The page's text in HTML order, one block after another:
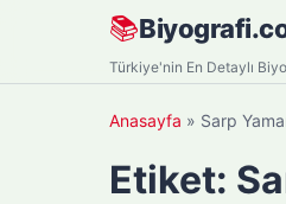
📚
Türkiye'nin En Detaylı
Anasayfa » Sarp
Etiket: